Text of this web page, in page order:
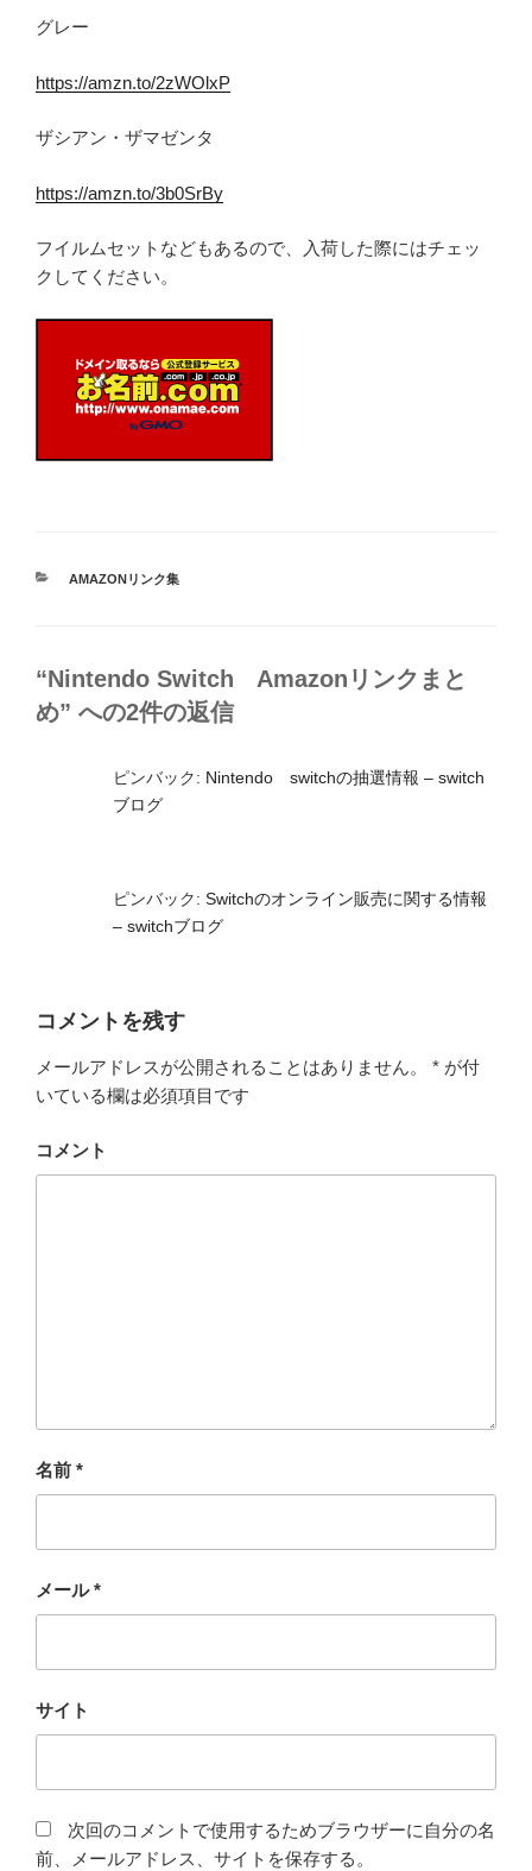
グレー
https://amzn.to/2zWOlxP
ザシアン・ザマゼンタ
https://amzn.to/3b0SrBy
フイルムセットなどもあるので、入荷した際にはチェッ
クしてください。
カ
AMAZONリンク集
“Nintendo Switch Amazonリンクまと
め” への2件の返信
ピンバック: Nintendo switchの抽選情報 – switch
ブログ
ピンバック: Switchのオンライン販売に関する情報
– switchブログ
コメントを残す
メールアドレスが公開されることはありません。 * が付
いている欄は必須項目です
コメント
名前 *
メール*
サイト
次回のコメントで使用するためブラウザーに自分の名
前、メールアドレス、サイトを保存する。